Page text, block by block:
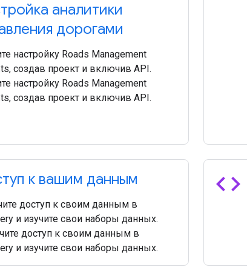
аналитики
дорогами
настройку Roads Management
создав проект и включив API.
настройку Roads Management
создав проект и включив API.
к вашим данным
доступ к своим данным в
и изучите свои наборы данных.
доступ к своим данным в
и изучите свои наборы данных.
code